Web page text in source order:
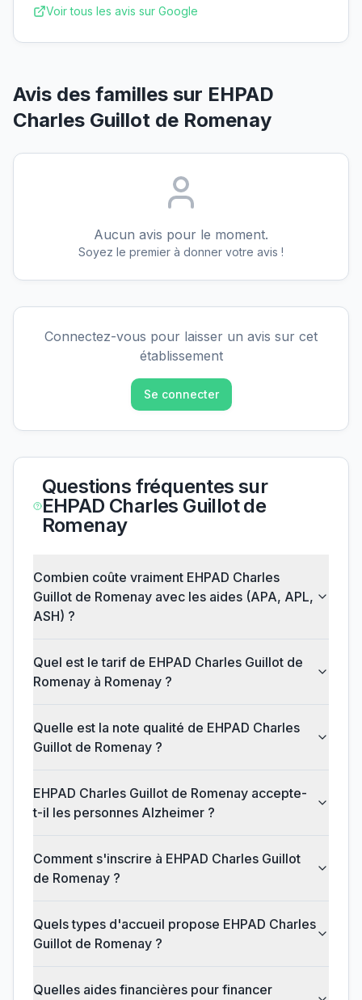
Voir tous les avis sur Google
Avis des familles sur EHPAD
Charles Guillot de Romenay
Aucun avis pour le moment.
Soyez le premier à donner votre avis !
Connectez-vous pour laisser un avis sur cet
établissement
Se connecter
Questions fréquentes sur
EHPAD Charles Guillot de
Romenay
Combien coûte vraiment EHPAD Charles
Guillot de Romenay avec les aides (APA, APL,
ASH) ?
Quel est le tarif de EHPAD Charles Guillot de
Romenay à Romenay ?
Quelle est la note qualité de EHPAD Charles
Guillot de Romenay ?
EHPAD Charles Guillot de Romenay accepte-
t-il les personnes Alzheimer ?
Comment s'inscrire à EHPAD Charles Guillot
de Romenay ?
Quels types d'accueil propose EHPAD Charles
Guillot de Romenay ?
Quelles aides financières pour financer